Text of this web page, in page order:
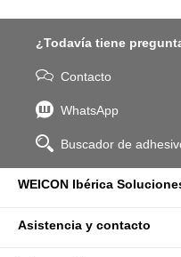
¿Todavía tiene
Contacto
WhatsApp
Buscador de
WEICON Ibérica
Asistencia y contacto